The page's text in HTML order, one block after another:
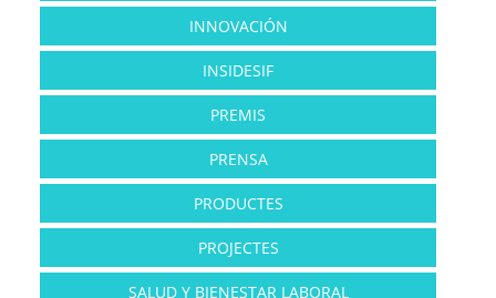
INNOVACIÓN
INSIDESIF
PREMIS
PRENSA
PRODUCTES
PROJECTES
SALUD Y BIENESTAR LABORAL